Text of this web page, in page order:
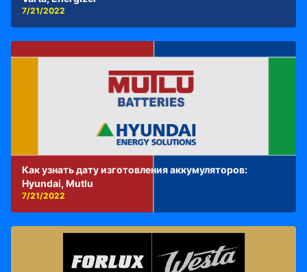
7/21/2022
Как узнать дату изготовления аккумуляторов:
Hyundai, Mutlu
7/21/2022